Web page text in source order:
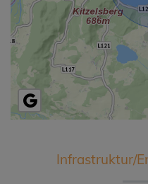
Infrastruktur/